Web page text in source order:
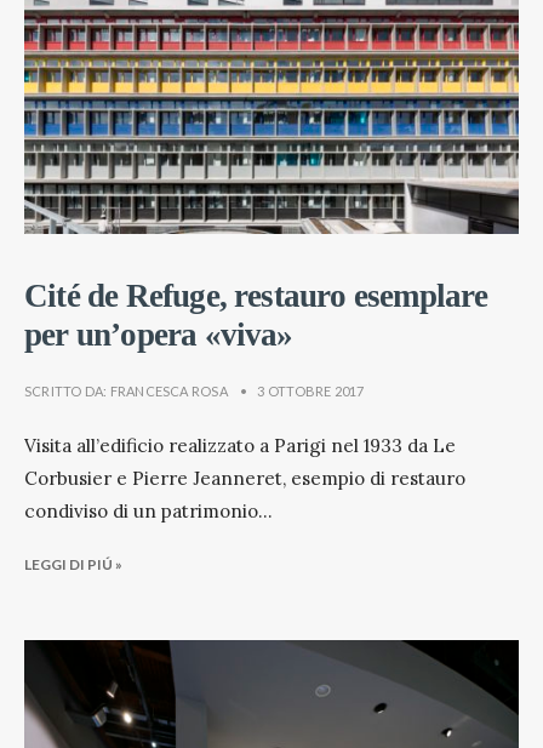
Cité de Refuge, restauro esemplare
per un’opera «viva»
SCRITTO DA: FRANCESCA ROSA • 3 OTTOBRE 2017
Visita all’edificio realizzato a Parigi nel 1933 da Le
Corbusier e Pierre Jeanneret, esempio di restauro
condiviso di un patrimonio...
LEGGI DI PIÚ »